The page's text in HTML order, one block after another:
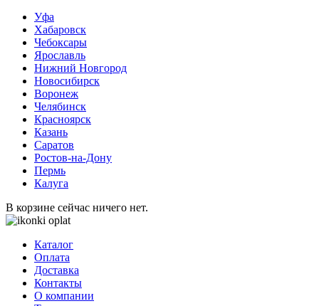
Уфа
Хабаровск
Чебоксары
Ярославль
Нижний Новгород
Новосибирск
Воронеж
Челябинск
Красноярск
Казань
Саратов
Ростов-на-Дону
Пермь
Калуга
В корзине сейчас ничего нет.
Каталог
Оплата
Доставка
Контакты
О компании